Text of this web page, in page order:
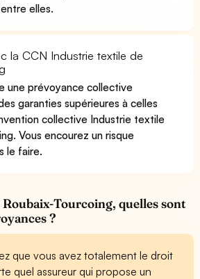
elles.
la CCN Industrie textile de
une prévoyance collective
garanties supérieures à celles
collective Industrie textile
Vous encourez un risque
le faire.
Tourcoing, quelles sont
?
que vous avez totalement le droit
quel assureur qui propose un